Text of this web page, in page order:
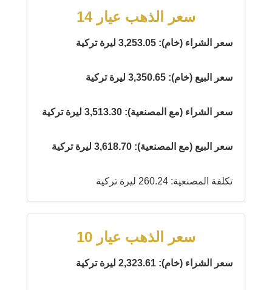
سعر الذهب عيار 14
سعر الشراء (خام): 3,253.05 ليرة تركية
سعر البيع (خام): 3,350.65 ليرة تركية
سعر الشراء (مع المصنعية): 3,513.30 ليرة تركية
سعر البيع (مع المصنعية): 3,618.70 ليرة تركية
تكلفة المصنعية: 260.24 ليرة تركية
سعر الذهب عيار 10
سعر الشراء (خام): 2,323.61 ليرة تركية